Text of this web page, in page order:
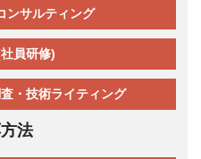
ンサルティング
員研修)
・技術ライティング
法